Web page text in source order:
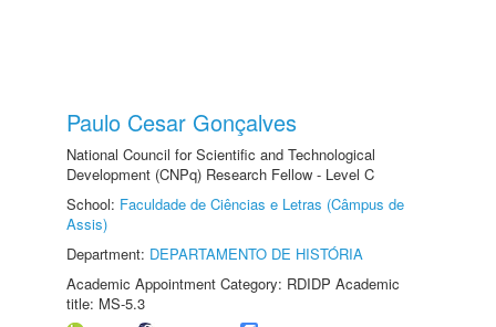
Paulo Cesar Gonçalves
National Council for Scientific and Technological
Development (CNPq) Research Fellow - Level C
School: Faculdade de Ciências e Letras (Câmpus de
Assis)
Department: DEPARTAMENTO DE HISTÓRIA
Academic Appointment Category: RDIDP Academic
title: MS-5.3